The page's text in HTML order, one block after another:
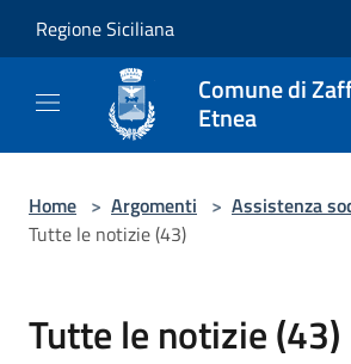
Regione Siciliana
Comune di
Etnea
Home > Argomenti > Assistenza
Tutte le notizie (43)
Tutte le notizie (43)